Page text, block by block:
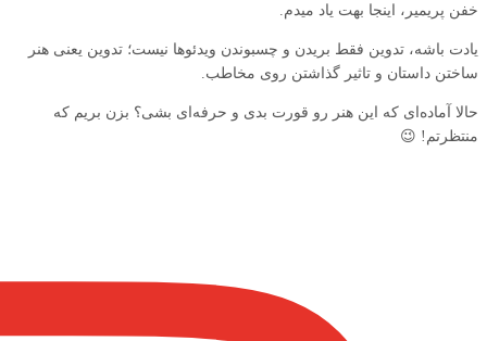
خفن پریمیر، اینجا بهت یاد میدم.
یادت باشه، تدوین فقط بریدن و چسبوندن ویدئوها نیست؛ تدوین یعنی هنر
ساختن داستان و تاثیر گذاشتن روی مخاطب.
حالا آماده‌ای که این هنر رو قورت بدی و حرفه‌ای بشی؟ بزن بریم که
منتظرتم! 😉